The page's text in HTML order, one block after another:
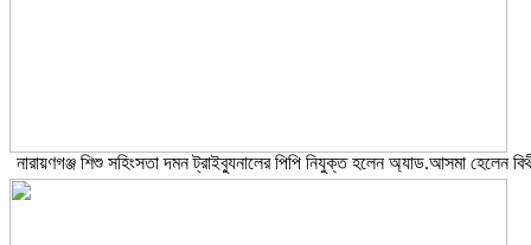
নারায়ণগঞ্জ শিশু সহিংসতা দমন ট্রাইব্যুনালের পিপি নিযুক্ত হলেন অ্যাড.আসমা হেলেন